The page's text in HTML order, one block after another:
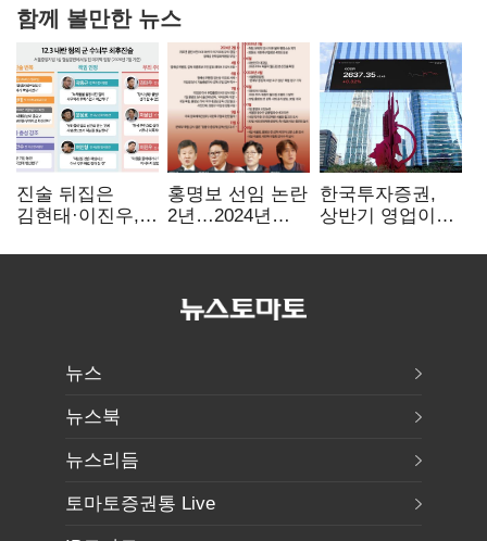
함께 볼만한 뉴스
진술 뒤집은
김현태·이진우,
헌신"…법정서
홍명보 선임 논란
2년…2024년
압색까지
한국투자증권,
상반기 영업이익
전년비 89.1%↑
뉴스
뉴스북
뉴스리듬
토마토증권통 Live